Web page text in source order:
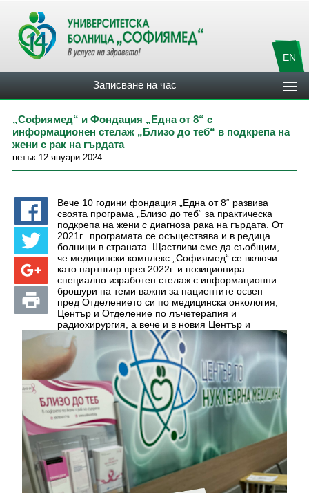
EN
Записване на час
„Софиямед“ и Фондация „Една от 8“ с
информационен стелаж „Близо до теб“ в подкрепа на
жени с рак на гърдата
петък 12 януари 2024
Вече 10 години фондация „Една от 8“ развива
своята програма „Близо до теб“ за практическа
подкрепа на жени с диагноза рака на гърдата. От
2021г. програмата се осъществява и в редица
болници в страната. Щастливи сме да съобщим,
че медицински комплекс „Софиямед“ се включи
като партньор през 2022г. и позиционира
специално изработен стелаж с информационни
брошури на теми важни за пациентите освен
пред Отделението си по медицинска онкология,
Център и Отделение по лъчетерапия и
радиохирургия, а вече и в новия Център и